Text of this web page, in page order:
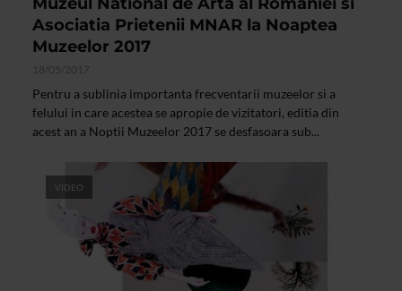
Asociatia Prietenii MNAR la Noaptea
Muzeelor 2017
18/05/2017
Pentru a sublinia importanta frecventarii muzeelor si a
felului in care acestea se apropie de vizitatori, editia din
acest an a Noptii Muzeelor 2017 se desfasoara sub...
VIDEO